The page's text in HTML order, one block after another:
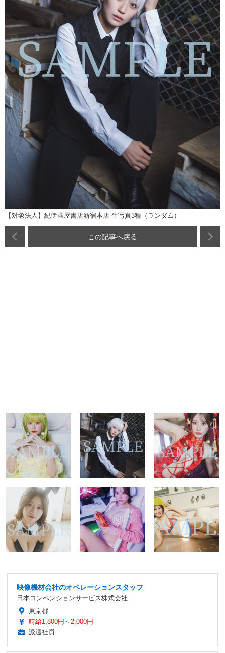
【対象法人】紀伊國屋書店新宿本店 生写真3種（ランダム）
この記事へ戻る
映像機材会社のオペレーションスタッフ
日本コンベンションサービス株式会社
東京都
時給1,800円～2,000円
派遣社員